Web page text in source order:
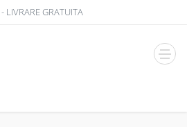
- LIVRARE GRATUITA